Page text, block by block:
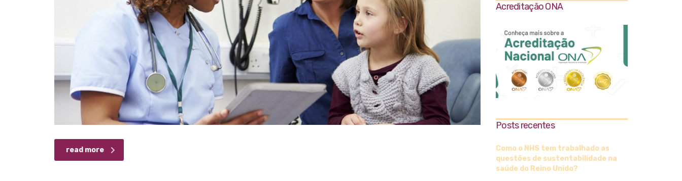
read more
Acreditação ONA
Posts recentes
Como o NHS tem trabalhado as
questões de sustentabilidade na
saúde do Reino Unido?